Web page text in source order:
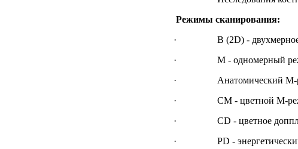
Режимы сканирования:
· B (2D) - двухмерное
· M - одномерный режим
· Анатомический М-
· CM - цветной М-
· CD - цветное
· PD - энергетический